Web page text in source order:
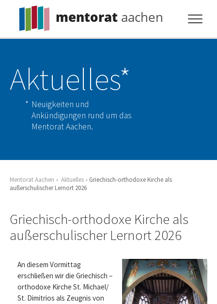
mentorat aachen
Pflicht
Extras
Aktuelles
Kontakt
Aktuelles*
Neuigkeiten und
Ankündigungen rund um das
Mentorat Aachen.
Mentorat Aachen Aktuelles
Griechisch-orthodoxe Kirche als
außerschulischer Lernort 2026
Griechisch-orthodoxe Kirche als
außerschulischer Lernort 2026
An diesem Vormittag
erschließen wir die Griechisch –
orthodoxe Kirche St. Michael/
St. Dimitrios als Zeugnis von